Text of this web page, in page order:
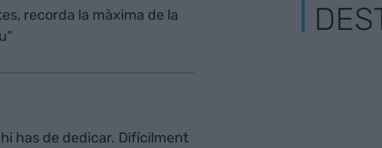
recorda la màxima de la
has de dedicar. Difícilment